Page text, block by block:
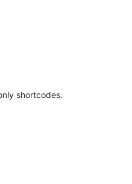
shortcodes.